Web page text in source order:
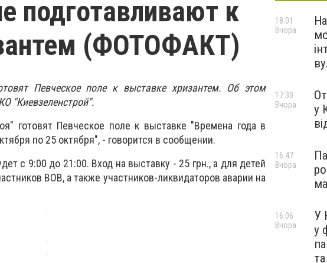
подготавливают к
(ФОТОФАКТ)
Певческое поле к выставке хризантем. Об этом
"Киевзеленстрой".
готовят Певческое поле к выставке "Времена года в
по 25 октября", - говорится в сообщении.
с 9:00 до 21:00. Вход на выставку - 25 грн., а для детей
ВОВ, а также участников-ликвидаторов аварии на
18:01
Вчора
у
17:30
Вчора
16:47
Вчора
У
у
16:06
Вчора